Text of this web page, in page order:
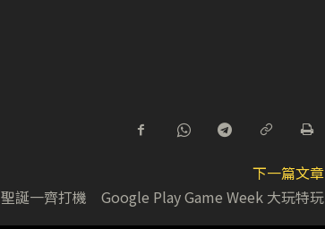
下一篇文章
聖誕一齊打機 Google Play Game Week 大玩特玩